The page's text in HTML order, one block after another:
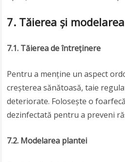
7. Tăierea și modelarea
7.1. Tăierea de întreținere
Pentru a menține un aspect
creșterea sănătoasă, taie
deteriorate. Folosește o
dezinfectată pentru a preveni
7.2. Modelarea plantei